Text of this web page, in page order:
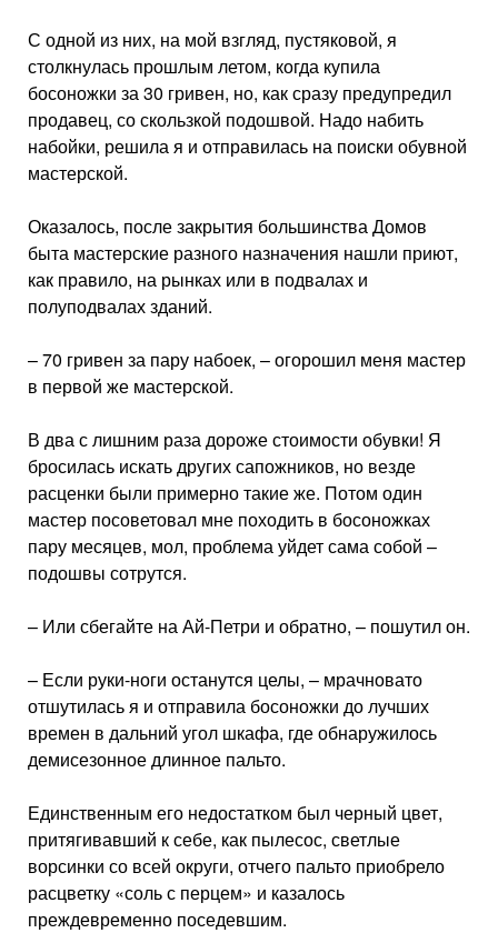
С одной из них, на мой взгляд, пустяковой, я
столкнулась прошлым летом, когда купила
босоножки за 30 гривен, но, как сразу предупредил
продавец, со скользкой подошвой. Надо набить
набойки, решила я и отправилась на поиски обувной
мастерской.
Оказалось, после закрытия большинства Домов
быта мастерские разного назначения нашли приют,
как правило, на рынках или в подвалах и
полуподвалах зданий.
– 70 гривен за пару набоек, – огорошил меня мастер
в первой же мастерской.
В два с лишним раза дороже стоимости обувки! Я
бросилась искать других сапожников, но везде
расценки были примерно такие же. Потом один
мастер посоветовал мне походить в босоножках
пару месяцев, мол, проблема уйдет сама собой –
подошвы сотрутся.
– Или сбегайте на Ай-Петри и обратно, – пошутил он.
– Если руки-ноги останутся целы, – мрачновато
отшутилась я и отправила босоножки до лучших
времен в дальний угол шкафа, где обнаружилось
демисезонное длинное пальто.
Единственным его недостатком был черный цвет,
притягивавший к себе, как пылесос, светлые
ворсинки со всей округи, отчего пальто приобрело
расцветку «соль с перцем» и казалось
преждевременно поседевшим.